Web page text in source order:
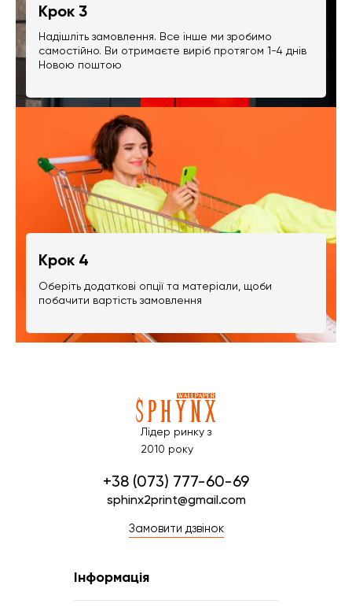
Крок 3
Надішліть замовлення. Все інше ми зробимо
самостійно. Ви отримаєте виріб протягом 1-4 днів
Новою поштою
Крок 4
Оберіть додаткові опції та матеріали, щоби
побачити вартість замовлення
Лідер ринку з
2010 року
+38 (073) 777-60-69
sphinx2print@gmail.com
Замовити дзвінок
Інформація